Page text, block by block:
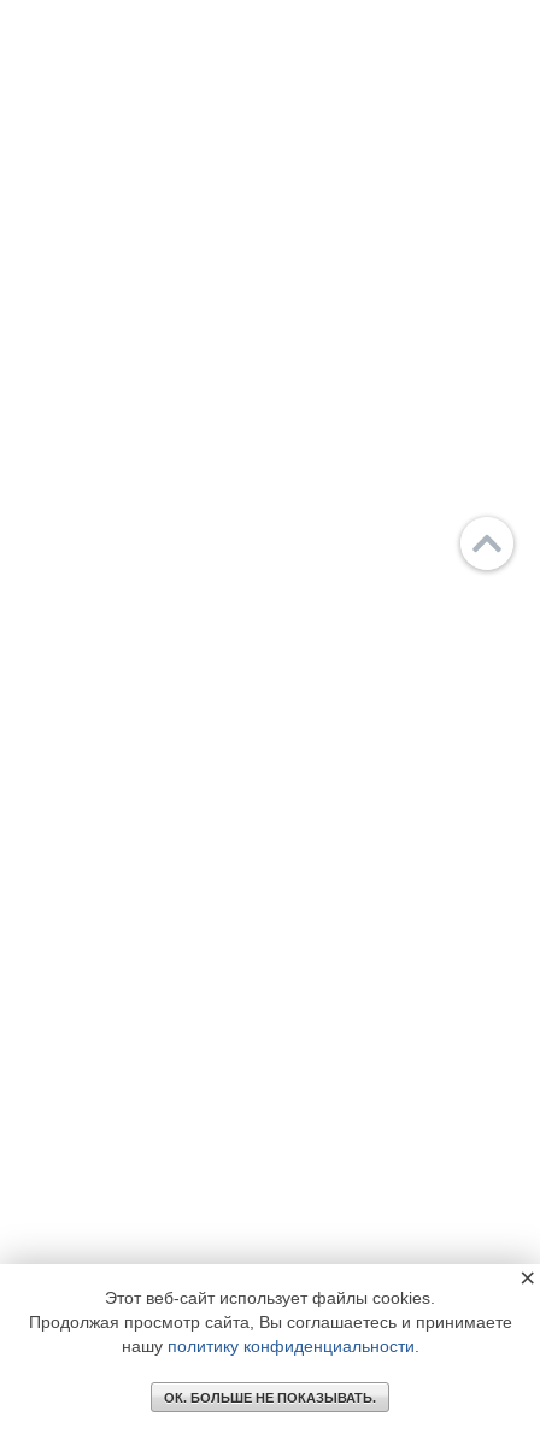
Этот веб-сайт использует файлы cookies.
Продолжая просмотр сайта, Вы соглашаетесь и принимаете
нашу политику конфиденциальности
ОК. БОЛЬШЕ НЕ ПОКАЗЫВАТЬ.
×